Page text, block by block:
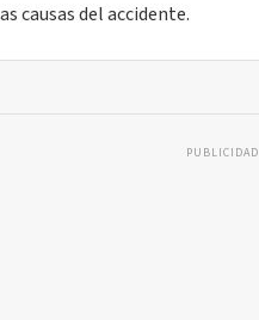
causas del accidente.
PUBLICIDAD